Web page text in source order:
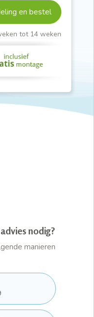
en bestel
tot 14 weken
nodig?
manieren